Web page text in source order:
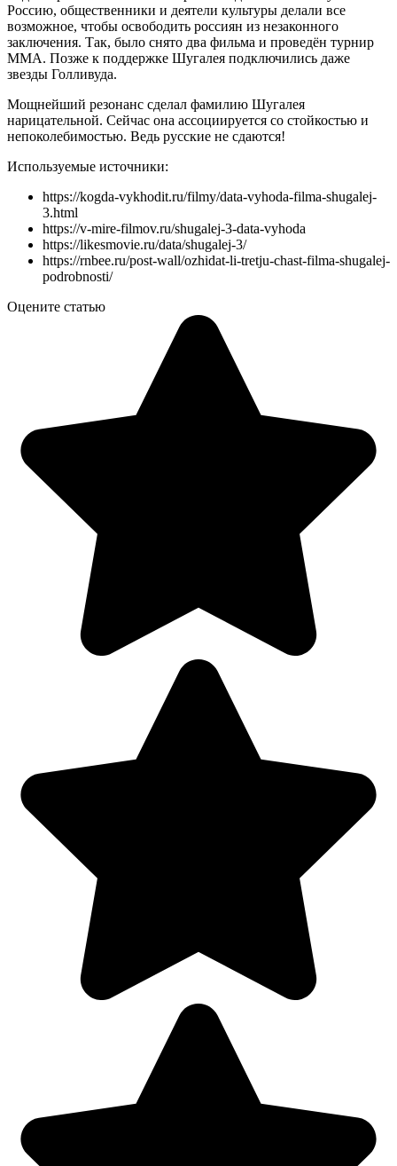
Россию, общественники и деятели культуры делали все
возможное, чтобы освободить россиян из незаконного
заключения. Так, было снято два фильма и проведён турнир
ММА. Позже к поддержке Шугалея подключились даже
звезды Голливуда.
Мощнейший резонанс сделал фамилию Шугалея
нарицательной. Сейчас она ассоциируется со стойкостью и
непоколебимостью. Ведь русские не сдаются!
Используемые источники:
https://kogda-vykhodit.ru/filmy/data-vyhoda-filma-shugalej-
3.html
https://v-mire-filmov.ru/shugalej-3-data-vyhoda
https://likesmovie.ru/data/shugalej-3/
https://rnbee.ru/post-wall/ozhidat-li-tretju-chast-filma-shugalej-
podrobnosti/
Оцените статью